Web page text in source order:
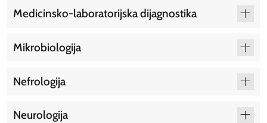
Medicinsko-laboratorijska dijagnostika
Mikrobiologija
Nefrologija
Neurologija